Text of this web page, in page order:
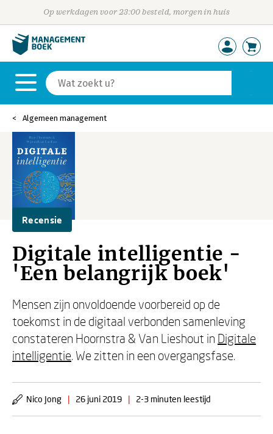
Op werkdagen voor 23:00 besteld, morgen in huis
Algemeen management
Recensie
Digitale intelligentie -
'Een belangrijk boek'
Mensen zijn onvoldoende voorbereid op de
toekomst in de digitaal verbonden samenleving
constateren Hoornstra & Van Lieshout in Digitale
intelligentie. We zitten in een overgangsfase.
Nico Jong | 26 juni 2019 | 2-3 minuten leestijd